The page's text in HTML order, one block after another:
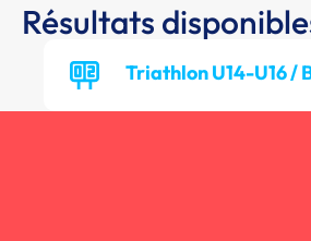
Résultats
Triathlon U14-U16 /